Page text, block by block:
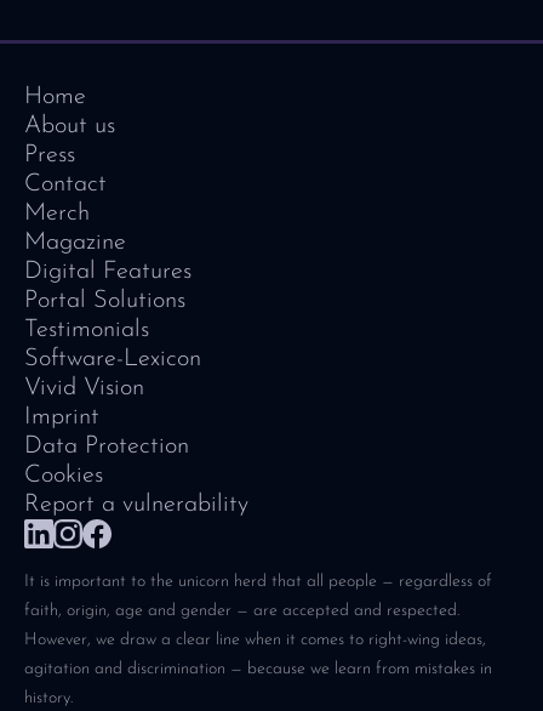
It is important to the unicorn herd that all people — regardless of
faith, origin, age and gender — are accepted and respected.
However, we draw a clear line when it comes to right-wing ideas,
agitation and discrimination — because we learn from mistakes in
history.
Home
About us
Press
Contact
Merch
Magazine
Digital Features
Portal Solutions
Testimonials
Software-Lexicon
Vivid Vision
Imprint
Data Protection
Cookies
Report a vulnerability